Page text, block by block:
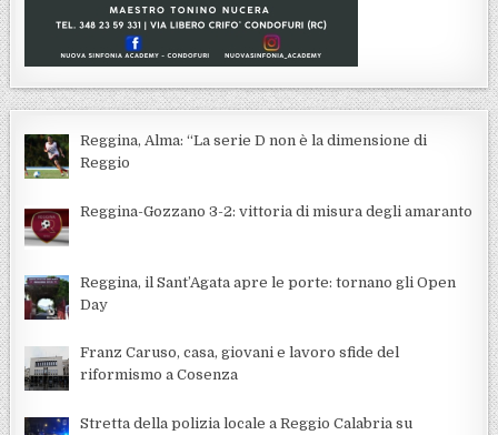
Reggina, Alma: “La serie D non è la dimensione di
Reggio
Reggina-Gozzano 3-2: vittoria di misura degli amaranto
Reggina, il Sant’Agata apre le porte: tornano gli Open
Day
Franz Caruso, casa, giovani e lavoro sfide del
riformismo a Cosenza
Stretta della polizia locale a Reggio Calabria su